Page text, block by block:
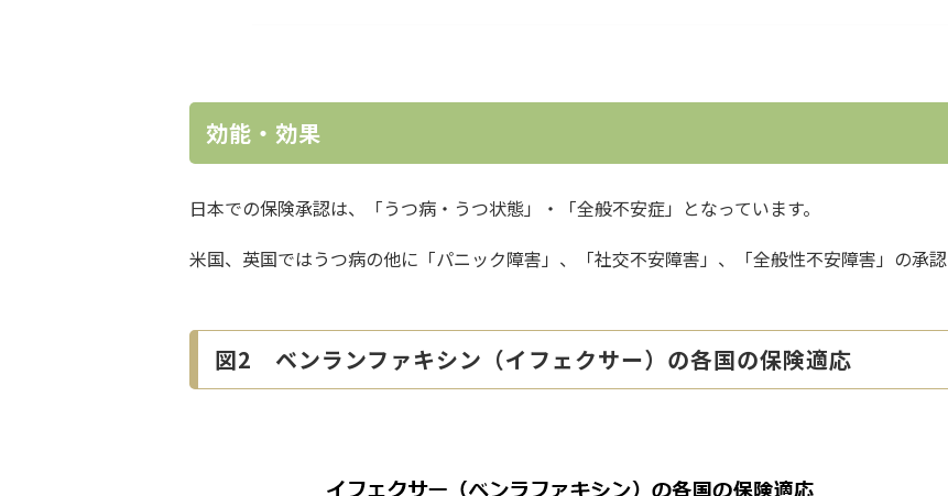
効能・効果
日本での保険承認は、「うつ病・うつ状態」・「全般不安症」となっています。
米国、英国ではうつ病の他に「パニック障害」、「社交不安障害」、「全般性不安障害」の承認
図2 ベンランファキシン（イフェクサー）の各国の保険適応